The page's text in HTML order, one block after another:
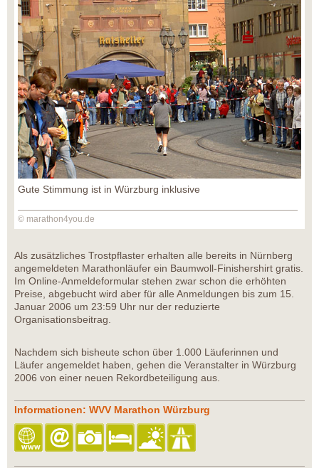
Gute Stimmung ist in Würzburg inklusive
© marathon4you.de
Als zusätzliches Trostpflaster erhalten alle bereits in Nürnberg
angemeldeten Marathonläufer ein Baumwoll-Finishershirt gratis.
Im Online-Anmeldeformular stehen zwar schon die erhöhten
Preise, abgebucht wird aber für alle Anmeldungen bis zum 15.
Januar 2006 um 23:59 Uhr nur der reduzierte
Organisationsbeitrag.
Nachdem sich bisheute schon über 1.000 Läuferinnen und
Läufer angemeldet haben, gehen die Veranstalter in Würzburg
2006 von einer neuen Rekordbeteiligung aus.
Informationen: WVV Marathon Würzburg